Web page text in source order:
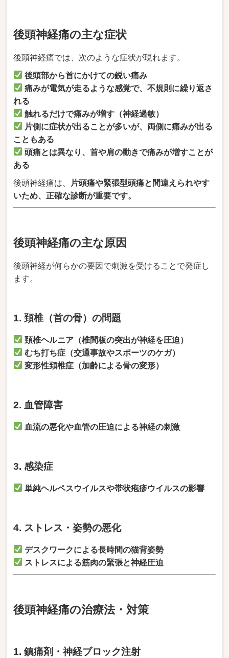
後頭神経痛の主な症状
後頭神経痛では、次のような症状が現れます。
後頭部から首にかけての鋭い痛み
痛みが電気が走るような感覚で、不規則に繰り返さ
れる
触れるだけで痛みが増す（神経過敏）
片側に症状が出ることが多いが、両側に痛みが出る
こともある
頭痛とは異なり、首や肩の動きで痛みが増すことが
ある
後頭神経痛は、
片頭痛や緊張型頭痛と間違えられやす
いため、正確な診断が重要です。
後頭神経痛の主な原因
後頭神経が何らかの要因で刺激を受けることで発症し
ます。
1. 頚椎（首の骨）の問題
頚椎ヘルニア（椎間板の突出が神経を圧迫）
むち打ち症（交通事故やスポーツのケガ）
変形性頚椎症（加齢による骨の変形）
2. 血管障害
血流の悪化や血管の圧迫による神経の刺激
3. 感染症
単純ヘルペスウイルスや帯状疱疹ウイルスの影響
4. ストレス・姿勢の悪化
デスクワークによる長時間の猫背姿勢
ストレスによる筋肉の緊張と神経圧迫
後頭神経痛の治療法・対策
1. 鎮痛剤・神経ブロック注射